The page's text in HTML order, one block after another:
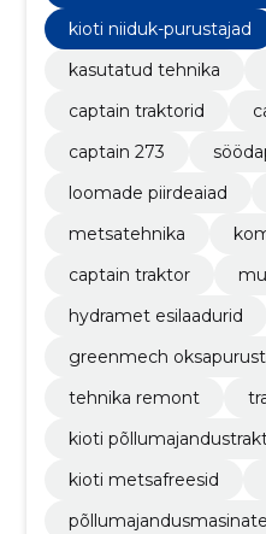
kioti niiduk-purustajad
kasutatud tehnika
captain traktorid
captain 273
loomade piirdeaiad
metsatehnika
captain traktor
hydramet esilaadurid
greenmech
tehnika remont
kioti
kioti metsafreesid